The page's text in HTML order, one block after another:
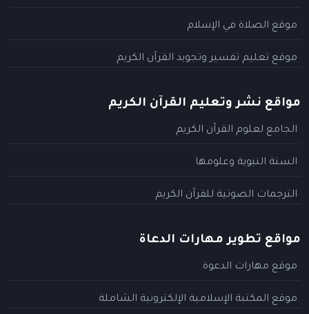
موقع الصلاة في الإسلام
موقع تعليم تفسير وتجويد القرآن الكريم
مواقع نشر وتعليم القرآن الكريم
الجامع لعلوم القرآن الكريم
السنة النبوية وعلومها
الترجمات الصوتية للقرآن الكريم
مواقع تطوير مهارات الدعاة
موقع مهارات الدعوة
موقع المكتبة الإسلامية الإلكترونية الشاملة